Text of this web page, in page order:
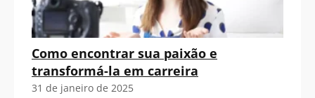
Como encontrar sua paixão e
transformá-la em carreira
31 de janeiro de 2025